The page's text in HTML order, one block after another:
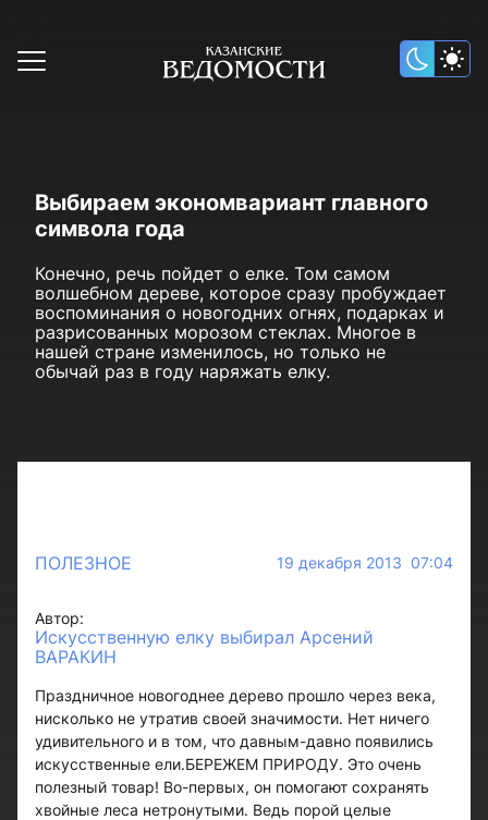
Выбираем экономвариант главного
символа года
Конечно, речь пойдет о елке. Том самом
волшебном дереве, которое сразу пробуждает
воспоминания о новогодних огнях, подарках и
разрисованных морозом стеклах. Многое в
нашей стране изменилось, но только не
обычай раз в году наряжать елку.
ПОЛЕЗНОЕ 19 декабря 2013 07:04
Автор:
Искусственную елку выбирал Арсений
ВАРАКИН
Праздничное новогоднее дерево прошло через века,
нисколько не утратив своей значимости. Нет ничего
удивительного и в том, что давным-давно появились
искусственные ели.БЕРЕЖЕМ ПРИРОДУ. Это очень
полезный товар! Во-первых, он помогают сохранять
хвойные леса нетронутыми. Ведь порой целые